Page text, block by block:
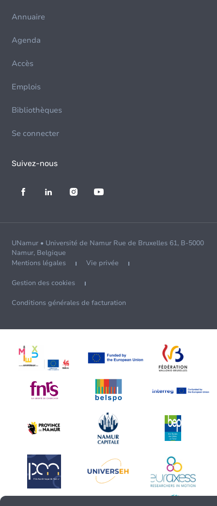
Annuaire
Agenda
Accès
Emplois
Bibliothèques
Se connecter
Suivez-nous
UNamur • Université de Namur Rue de Bruxelles 61, B-5000
Namur, Belgique
Mentions légales
Vie privée
Gestion des cookies
Conditions générales de facturation